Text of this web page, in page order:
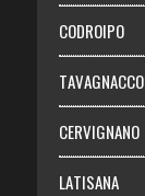
Necrologie
Chi siamo
Abbonati
Login
CODROIPO
TAVAGNACCO
CERVIGNANO
LATISANA